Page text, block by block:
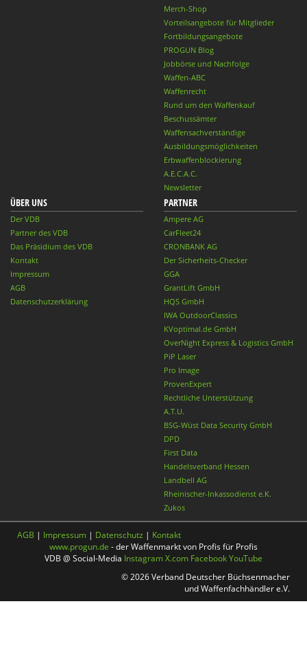
Merch-Shop
Vorteilsangebote für Mitglieder
Fortbildungsangebote
PROGUN Blog
Jobbörse und Nachfolge
Waffen-ABC
Waffenrecht
Rund um den Waffenkauf
Beschussämter
Waffensachverständige
Ausbildungsmöglichkeiten
Erbwaffenblockierung
A.E.C.A.C.
Newsletter
ÜBER UNS
Der VDB
Partner des VDB
Das Präsidium des VDB
Kontakt
Impressum
AGB
Datenschutzerklärung
PARTNER
Ampere AG
CarFleet24
CRONBANK AG
Der Sicherheits-Checker
GGA
GrantLift GmbH
HQS GmbH
IWA OutdoorClassics
KVoptimal.de GmbH
OverNight Express & Logistics GmbH
PiP Laser
Pro Image
ProvenExpert
Rechtliche Unterstützung
A.T.U.
BSG-Wüst Data Security GmbH
DPD
First Data
Handelsverband Hessen
Landbell AG
Rheinischer-Inkassodienst e.K.
Zukos
AGB | Impressum | Datenschutz | Kontakt
www.progun.de - der Waffenmarkt von Profis für Profis
VDB @ Social-Media InstagramX.com FacebookYouTube
© 2026 Verband Deutscher Büchsenmacher
und Waffenfachhändler e.V.